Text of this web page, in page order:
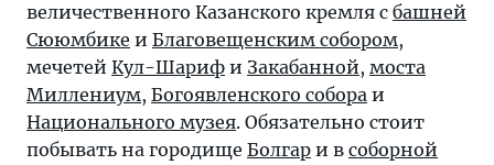
величественного Казанского кремля с башней
Сююмбике и Благовещенским собором,
мечетей Кул-Шариф и Закабанной, моста
Миллениум, Богоявленского собора и
Национального музея. Обязательно стоит
побывать на городище Болгар и в соборной